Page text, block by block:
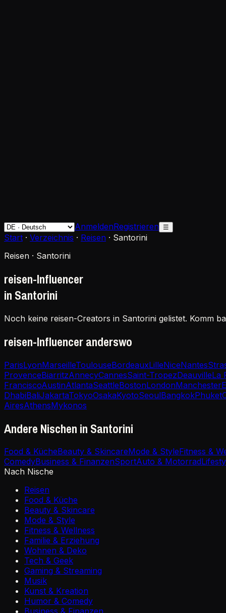
AnmeldenRegistrieren ☰
Start · Verzeichnis · Reisen · Santorini
Reisen · Santorini
reisen-Influencer
in Santorini
Noch keine reisen-Creators in Santorini gelistet. Komm
reisen-Influencer anderswo
ParisLyonMarseilleToulouseBordeauxLilleNiceNantes
ProvenceBiarritzAnnecyCannesSaint-TropezDeauvilleLa
FranciscoAustinAtlantaSeattleBostonLondonManchester
DhabiBaliJakartaTokyoOsakaKyotoSeoulBangkokPhuket
AiresAthensMykonos
Andere Nischen in Santorini
Food & KücheBeauty & SkincareMode & StyleFitness &
ComedyBusiness & FinanzenSportAuto & Motorrad
Nach Nische
Reisen
Food & Küche
Beauty & Skincare
Mode & Style
Fitness & Wellness
Familie & Erziehung
Wohnen & Deko
Tech & Geek
Gaming & Streaming
Musik
Kunst & Kreation
Humor & Comedy